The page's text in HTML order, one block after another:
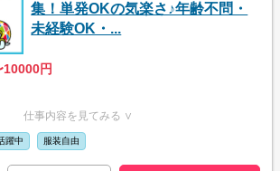
集！単発OKの気楽さ♪年齢不問・
未経験OK・...
円
仕事内容を見てみる ∨
躍中 服装自由